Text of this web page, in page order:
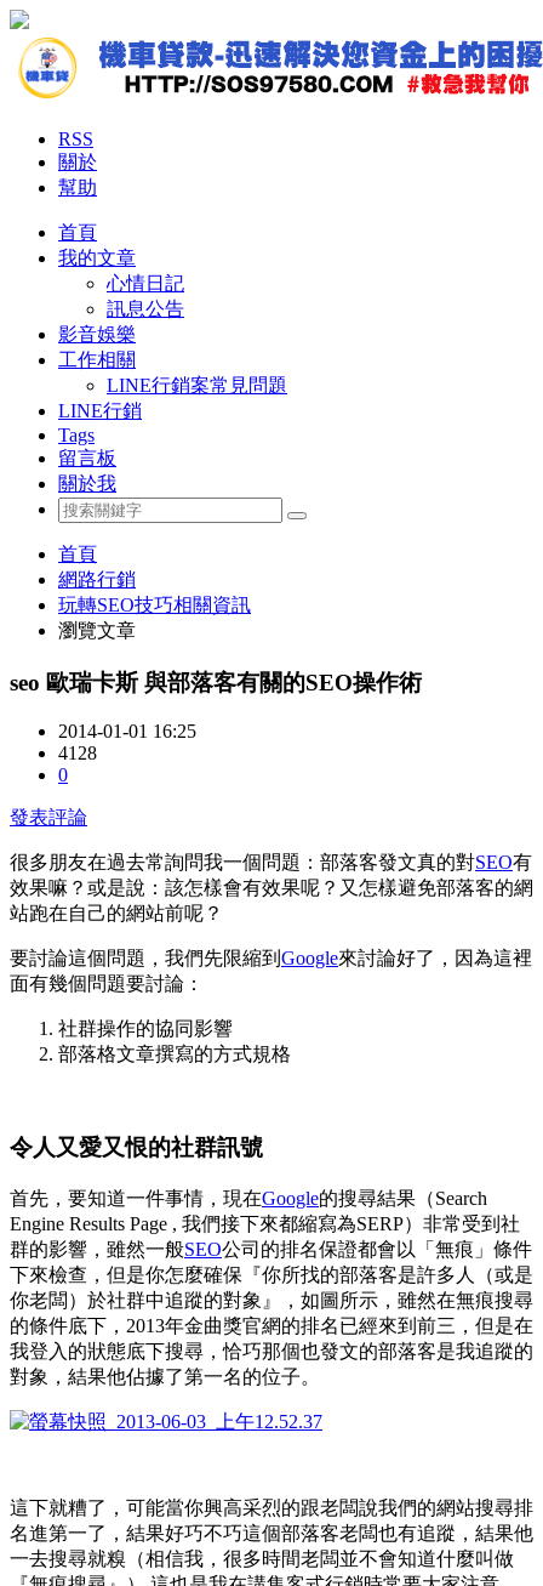
RSS
關於
幫助
首頁
我的文章
心情日記
訊息公告
影音娛樂
工作相關
LINE行銷案常見問題
LINE行銷
Tags
留言板
關於我
首頁
網路行銷
玩轉SEO技巧相關資訊
瀏覽文章
seo 歐瑞卡斯 與部落客有關的SEO操作術
2014-01-01 16:25
4128
0
發表評論
很多朋友在過去常詢問我一個問題：部落客發文真的對SEO有
效果嘛？或是說：該怎樣會有效果呢？又怎樣避免部落客的網
站跑在自己的網站前呢？
要討論這個問題，我們先限縮到 Google來討論好了，因為這裡
面有幾個問題要討論：
社群操作的協同影響
部落格文章撰寫的方式規格
令人又愛又恨的社群訊號
首先，要知道一件事情，現在Google的搜尋結果（Search
Engine Results Page , 我們接下來都縮寫為SERP）非常受到社
群的影響，雖然一般SEO公司的排名保證都會以「無痕」條件
下來檢查，但是你怎麼確保『你所找的部落客是許多人（或是
你老闆）於社群中追蹤的對象』，如圖所示，雖然在無痕搜尋
的條件底下，2013年金曲獎官網的排名已經來到前三，但是在
我登入的狀態底下搜尋，恰巧那個也發文的部落客是我追蹤的
對象，結果他佔據了第一名的位子。
這下就糟了，可能當你興高采烈的跟老闆說我們的網站搜尋排
名進第一了，結果好巧不巧這個部落客老闆也有追蹤，結果他
一去搜尋就糗（相信我，很多時間老闆並不會知道什麼叫做